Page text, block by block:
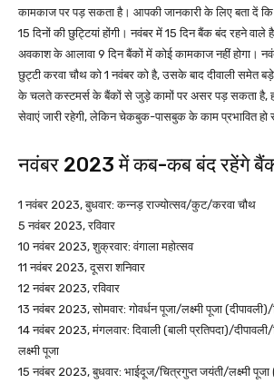
कामकाज पर पड़ सकता है। आपकी जानकारी के लिए बता दें
15 दिनों की छुट्टियां होंगी। नवंबर में 15 दिन बैंक बंद रहने वाले
अवकाश के आलावा 9 दिन बैंकों में कोई कामकाज नहीं होगा।
छुट्टी करवा चौथ को 1 नवंबर को है, उसके बाद दीवाली समेत बड़े
के चलते कस्टमर्स के बैंकों से जुड़े कामों पर असर पड़ सकता है,
सेवाएं जारी रहेगी, लेकिन चेकबुक-पासबुक के काम प्रभावित
नवंबर 2023 में कब-कब बंद रहेंगे
1 नवंबर 2023, बुधवार: कन्नड़ राज्योत्सव/कुट/करवा चौथ
5 नवंबर 2023, रविवार
10 नवंबर 2023, शुक्रवार: वंगाला महोत्सव
11 नवंबर 2023, दूसरा शनिवार
12 नवंबर 2023, रविवार
13 नवंबर 2023, सोमवार: गोवर्धन पूजा/लक्ष्मी पूजा (दीपावली)/
14 नवंबर 2023, मंगलवार: दिवाली (बाली प्रतिपदा)/
लक्ष्मी पूजा
15 नवंबर 2023, बुधवार: भाईदूज/चित्रगुप्त जयंती/लक्ष्मी पूजा